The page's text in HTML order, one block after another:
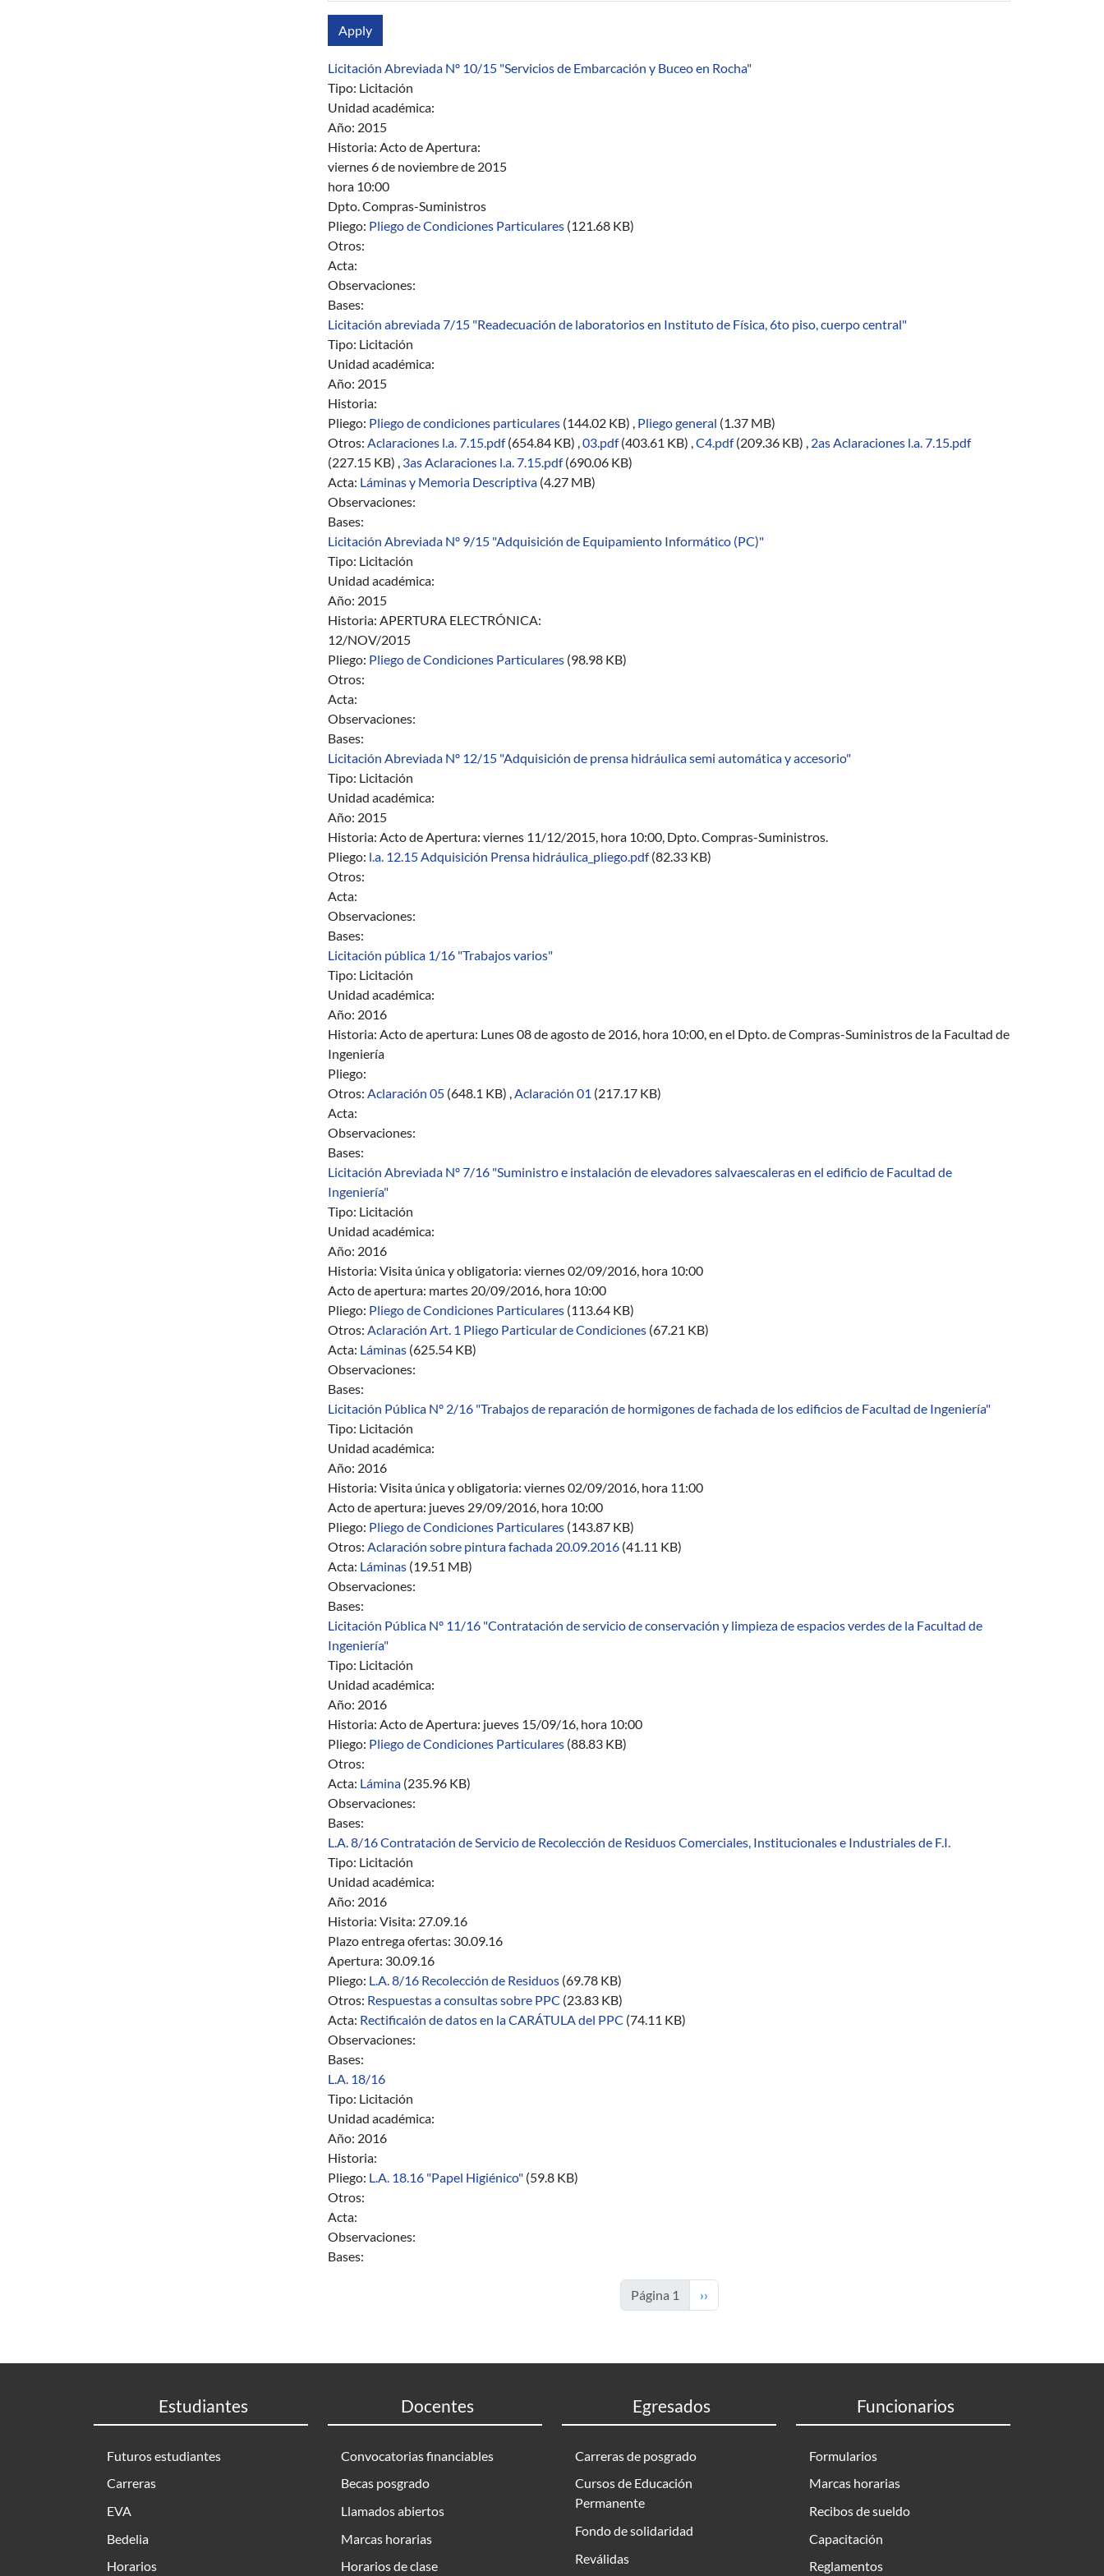
Licitación Abreviada Nº 10/15 "Servicios de Embarcación y Buceo en Rocha"
Tipo: Licitación
Unidad académica:
Año: 2015
Historia: Acto de Apertura:
viernes 6 de noviembre de 2015
hora 10:00
Dpto. Compras-Suministros
Pliego: Pliego de Condiciones Particulares (121.68 KB)
Otros:
Acta:
Observaciones:
Bases:
Licitación abreviada 7/15 "Readecuación de laboratorios en Instituto de Física, 6to piso, cuerpo central"
Tipo: Licitación
Unidad académica:
Año: 2015
Historia:
Pliego: Pliego de condiciones particulares (144.02 KB) , Pliego general (1.37 MB)
Otros: Aclaraciones l.a. 7.15.pdf (654.84 KB) ,03.pdf (403.61 KB) ,C4.pdf (209.36 KB) , 2as Aclaraciones l.a. 7.15.pdf
(227.15 KB) , 3as Aclaraciones l.a. 7.15.pdf (690.06 KB)
Acta: Láminas y Memoria Descriptiva (4.27 MB)
Observaciones:
Bases:
Licitación Abreviada Nº 9/15 "Adquisición de Equipamiento Informático (PC)"
Tipo: Licitación
Unidad académica:
Año: 2015
Historia: APERTURA ELECTRÓNICA:
12/NOV/2015
Pliego: Pliego de Condiciones Particulares (98.98 KB)
Otros:
Acta:
Observaciones:
Bases:
Licitación Abreviada Nº 12/15 "Adquisición de prensa hidráulica semi automática y accesorio"
Tipo: Licitación
Unidad académica:
Año: 2015
Historia: Acto de Apertura: viernes 11/12/2015, hora 10:00, Dpto. Compras-Suministros.
Pliego: l.a. 12.15 Adquisición Prensa hidráulica_pliego.pdf (82.33 KB)
Otros:
Acta:
Observaciones:
Bases:
Licitación pública 1/16 "Trabajos varios"
Tipo: Licitación
Unidad académica:
Año: 2016
Historia: Acto de apertura: Lunes 08 de agosto de 2016, hora 10:00, en el Dpto. de Compras-Suministros de la Facultad de
Ingeniería
Pliego:
Otros: Aclaración 05 (648.1 KB) ,Aclaración 01 (217.17 KB)
Acta:
Observaciones:
Bases:
Licitación Abreviada Nº 7/16 "Suministro e instalación de elevadores salvaescaleras en el edificio de Facultad de
Ingeniería"
Tipo: Licitación
Unidad académica:
Año: 2016
Historia: Visita única y obligatoria: viernes 02/09/2016, hora 10:00
Acto de apertura: martes 20/09/2016, hora 10:00
Pliego: Pliego de Condiciones Particulares (113.64 KB)
Otros: Aclaración Art. 1 Pliego Particular de Condiciones (67.21 KB)
Acta: Láminas (625.54 KB)
Observaciones:
Bases:
Licitación Pública Nº 2/16 "Trabajos de reparación de hormigones de fachada de los edificios de Facultad de Ingeniería"
Tipo: Licitación
Unidad académica:
Año: 2016
Historia: Visita única y obligatoria: viernes 02/09/2016, hora 11:00
Acto de apertura: jueves 29/09/2016, hora 10:00
Pliego: Pliego de Condiciones Particulares (143.87 KB)
Otros: Aclaración sobre pintura fachada 20.09.2016 (41.11 KB)
Acta: Láminas (19.51 MB)
Observaciones:
Bases:
Licitación Pública Nº 11/16 "Contratación de servicio de conservación y limpieza de espacios verdes de la Facultad de
Ingeniería"
Tipo: Licitación
Unidad académica:
Año: 2016
Historia: Acto de Apertura: jueves 15/09/16, hora 10:00
Pliego: Pliego de Condiciones Particulares (88.83 KB)
Otros:
Acta: Lámina (235.96 KB)
Observaciones:
Bases:
L.A. 8/16 Contratación de Servicio de Recolección de Residuos Comerciales, Institucionales e Industriales de F.I.
Tipo: Licitación
Unidad académica:
Año: 2016
Historia: Visita: 27.09.16
Plazo entrega ofertas: 30.09.16
Apertura: 30.09.16
Pliego: L.A. 8/16 Recolección de Residuos (69.78 KB)
Otros: Respuestas a consultas sobre PPC (23.83 KB)
Acta: Rectificaión de datos en la CARÁTULA del PPC (74.11 KB)
Observaciones:
Bases:
L.A. 18/16
Tipo: Licitación
Unidad académica:
Año: 2016
Historia:
Pliego: L.A. 18.16 "Papel Higiénico" (59.8 KB)
Otros:
Acta:
Observaciones:
Bases:
Página 1 Siguiente página
››
Estudiantes
Futuros estudiantes
Carreras
EVA
Bedelia
Horarios
Docentes
Convocatorias financiables
Becas posgrado
Llamados abiertos
Marcas horarias
Horarios de clase
Egresados
Carreras de posgrado
Cursos de Educación
Permanente
Fondo de solidaridad
Reválidas
Funcionarios
Formularios
Marcas horarias
Recibos de sueldo
Capacitación
Reglamentos